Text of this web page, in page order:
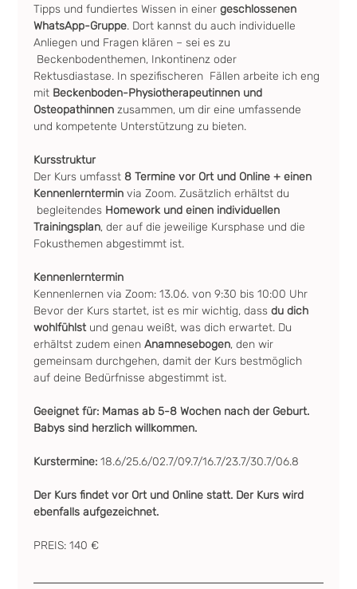
Tipps und fundiertes Wissen in einer geschlossenen
WhatsApp-Gruppe. Dort kannst du auch individuelle
Anliegen und Fragen klären – sei es zu
Beckenbodenthemen, Inkontinenz oder
Rektusdiastase. In spezifischeren  Fällen arbeite ich eng
mit Beckenboden-Physiotherapeutinnen und
Osteopathinnen zusammen, um dir eine umfassende
und kompetente Unterstützung zu bieten.
Kursstruktur
Der Kurs umfasst 8 Termine vor Ort und Online + einen
Kennenlerntermin via Zoom. Zusätzlich erhältst du
begleitendes Homework und einen individuellen
Trainingsplan, der auf die jeweilige Kursphase und die
Fokusthemen abgestimmt ist.
Kennenlerntermin
Kennenlernen via Zoom: 13.06. von 9:30 bis 10:00 Uhr
Bevor der Kurs startet, ist es mir wichtig, dass du dich
wohlfühlst und genau weißt, was dich erwartet. Du
erhältst zudem einen Anamnesebogen, den wir
gemeinsam durchgehen, damit der Kurs bestmöglich
auf deine Bedürfnisse abgestimmt ist.
Geeignet für: Mamas ab 5-8 Wochen nach der Geburt.
Babys sind herzlich willkommen.
Kurstermine: 18.6/25.6/02.7/09.7/16.7/23.7/30.7/06.8
Der Kurs findet vor Ort und Online statt. Der Kurs wird
ebenfalls aufgezeichnet.
PREIS: 140 €